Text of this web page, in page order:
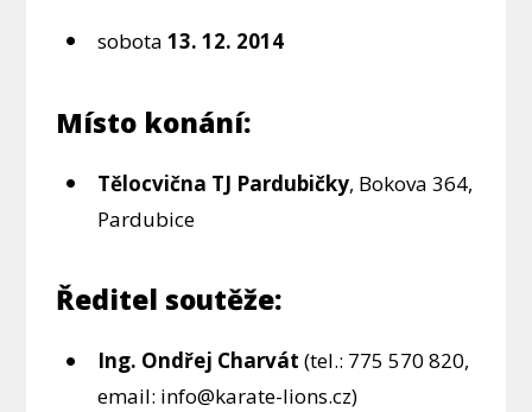
sobota13. 12. 2014
Místo konání:
Tělocvična TJ Pardubičky, Bokova 364,
Pardubice
Ředitel soutěže:
Ing. Ondřej Charvát (tel.: 775 570 820,
email: info@karate-lions.cz)